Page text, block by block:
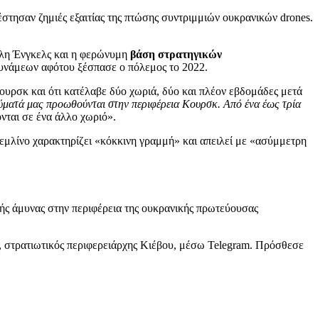
ζημιές εξαιτίας της πτώσης συντριμμιών ουκρανικών drones.
Ένγκελς και η φερώνυμη βάση στρατηγικών
αφότου ξέσπασε ο πόλεμος το 2022.
και ότι κατέλαβε δύο χωριά, δύο και πλέον εβδομάδες μετά
μας προωθούνται στην περιφέρεια Κουρσκ. Από ένα έως τρία
σε ένα άλλο χωριό».
χαρακτηρίζει «κόκκινη γραμμή» και απειλεί με «ασύμμετρη
άμυνας στην περιφέρεια της ουκρανικής πρωτεύουσας
, στρατιωτικός περιφερειάρχης Κιέβου, μέσω Telegram. Πρόσθεσε